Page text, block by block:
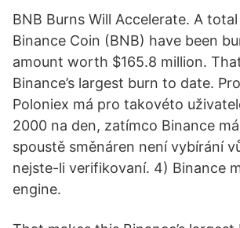
BNB Burns Will Accelerate. A
Binance Coin (BNB) have been
amount worth $165.8 million.
Binance’s largest burn to date.
Poloniex má pro takovéto
2000 na den, zatímco Binance
spoustě směnáren není vybírání
nejste-li verifikovaní. 4) Binance
engine.